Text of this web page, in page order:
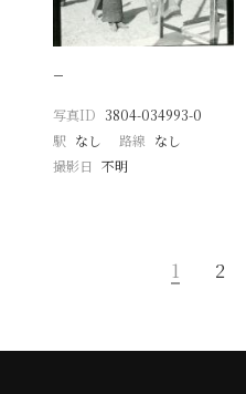
−
写真ID 3804-034993-0
駅 なし 路線 なし
撮影日
不明
1 2